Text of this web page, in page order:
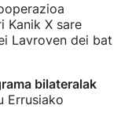
Kanik X sare
Lavroven dei bat
bilateralak
Errusiako